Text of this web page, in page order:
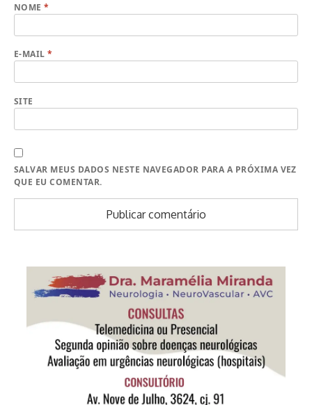
NOME*
E-MAIL*
SITE
SALVAR MEUS DADOS NESTE NAVEGADOR PARA A PRÓXIMA VEZ
QUE EU COMENTAR.